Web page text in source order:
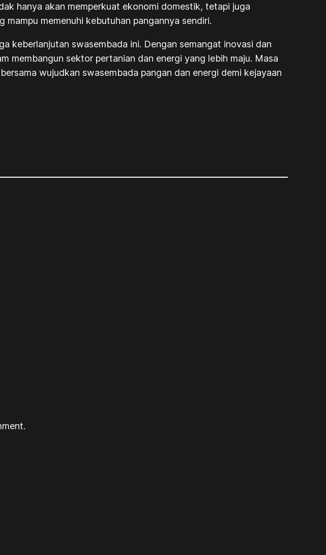
hanya akan memperkuat ekonomi domestik, tetapi juga
memenuhi kebutuhan pangannya sendiri.
keberlanjutan swasembada ini. Dengan semangat inovasi dan
membangun sektor pertanian dan energi yang lebih maju. Masa
wujudkan swasembada pangan dan energi demi kejayaan